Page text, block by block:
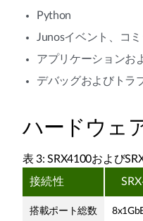
Python
Junosイベント、コ
アプリケーションお
デバッグおよびトラ
ハードウェ
表 3: SRX4100および
接続性
搭載ポート総数